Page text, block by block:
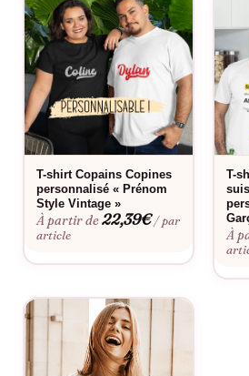
encore plus féminin. Il convient à
peut être lavé en machine à 30°C
Le t-shirt « Larguez les amours » est
à votre copine pour lui faire plaisir ou
occasion spéciale, comme son
Valentin. Elle sera sûrement ravie de
son entourage grâce à son message
peut également être acheté pour vous-
votre sens de l’humour et votre
T-shirt Copains Copines
personnalisé « Prénom
Style Vintage »
À partir de22,39€ / par
article
T-
À